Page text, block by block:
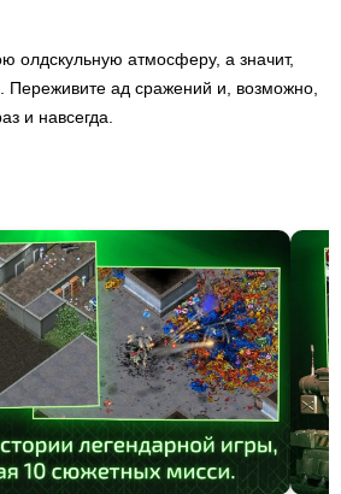
олдскульную атмосферу, а значит,
Переживите ад сражений и, возможно,
и навсегда.